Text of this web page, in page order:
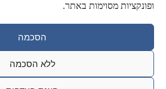
ופונקציות מסוימות באתר.
הסכמה
ללא הסכמה
3000 שנים על ציר זמן מפורט. מתקופת המלוכה ועד הקמת המדינה.